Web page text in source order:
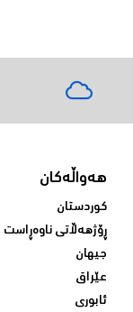
هەواڵەکان
کوردستان
ڕۆژهەڵاتی ناوەڕاست
جیهان
عێراق
ئابوری